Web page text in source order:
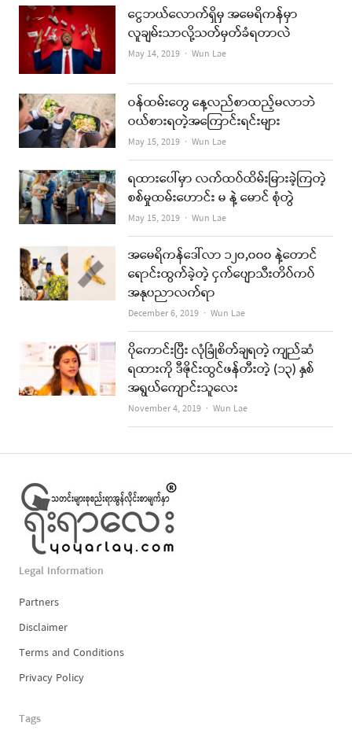
ငွေဘယ်လောက်ရှိမှ အမေရိကန်မှာ
လူချမ်းသာလို့သတ်မှတ်ခံရတာလဲ
May 14, 2019 Author
Wun Lae
ဝန်ထမ်းတွေ နေ့လည်စာထည့်မလာဘဲ
ဝယ်စားရတဲ့အကြောင်းရင်းများ
May 15, 2019 Author
Wun Lae
ရထားပေါ်မှာ လက်ထပ်ထိမ်းမြားခဲ့ကြတဲ့
စစ်မှုထမ်းဟောင်း မ နဲ့ မောင် စုံတွဲ
May 15, 2019 Author
Wun Lae
အမေရိကန်ဒေါ်လာ ၁၂၀,၀၀၀ နဲ့တောင်
ရောင်းထွက်ခဲ့တဲ့ ငှက်ပျောသီးတိပ်ကပ်
အနုပညာလက်ရာ
December 6, 2019 Author
Wun Lae
ပိုကောင်းပြီး လုံခြုံစိတ်ချရတဲ့ ကျည်ဆံ
ရထားကို ဒီဇိုင်းထွင်ဖန်တီးတဲ့ (၁၃) နှစ်
အရွယ်ကျောင်းသူလေး
November 4, 2019 Author
Wun Lae
Legal Information
Partners
Disclaimer
Terms and Conditions
Privacy Policy
Tags